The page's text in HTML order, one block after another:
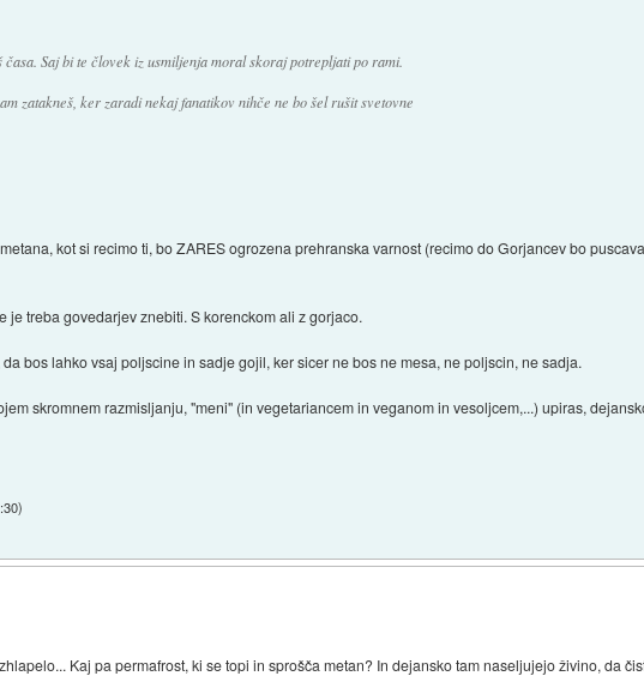
časa. Saj bi te človek iz usmiljenja moral skoraj potrepljati po rami.
zatakneš, ker zaradi nekaj fanatikov nihče ne bo šel rušit svetovne
kot si recimo ti, bo ZARES ogrozena prehranska varnost (recimo do Gorjancev bo
je treba govedarjev znebiti. S korenckom ali z gorjaco.
bos lahko vsaj poljscine in sadje gojil, ker sicer ne bos ne mesa, ne poljscin, ne sadja.
skromnem razmisljanju, "meni" (in vegetariancem in veganom in vesoljcem,...) upiras,
)
Kaj pa permafrost, ki se topi in sprošča metan? In dejansko tam naseljujejo živino, da